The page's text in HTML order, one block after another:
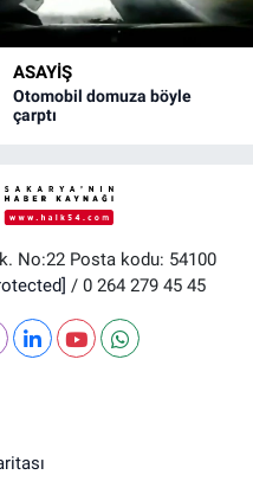
ASAYİŞ
Otomobil domuza böyle
çarptı
No:22 Posta kodu: 54100
/ 0 264 279 45 45